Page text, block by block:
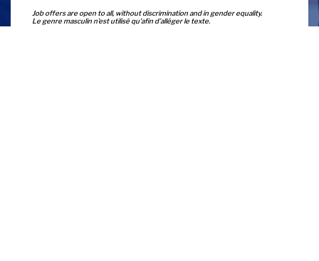
Job offers are open to all, without discrimination and in gender equality.
Le genre masculin n’est utilisé qu'afin d’alléger le texte.